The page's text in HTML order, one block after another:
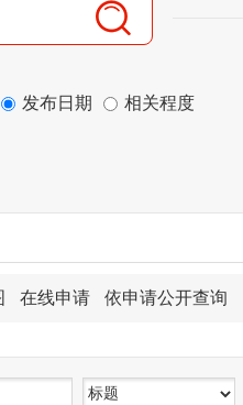
发布日期 相关程度
在线申请 依申请公开查询